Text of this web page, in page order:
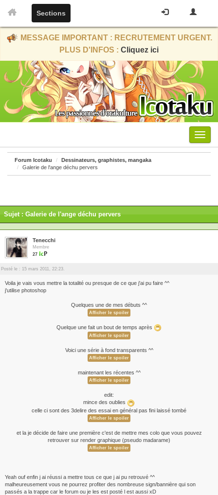
Sections
MESSAGE IMPORTANT : RECRUTEMENT URGENT.
PLUS D'INFOS : Cliquez ici
Menu
Forum Icotaku
Dessinateurs, graphistes, mangaka
Galerie de l'ange déchu pervers
Sujet : Galerie de l'ange déchu pervers
Tenecchi
Membre
27
Posté le : 15 mars 2011, 22:23.
Voila je vais vous mettre la totalité ou presque de ce que j'ai pu faire ^^
j'utilise photoshop
Quelques une de mes débuts ^^
Quelque une fait un bout de temps après
Voici une série à fond transparents ^^
maintenant les récentes ^^
edit:
mince des oublies
celle ci sont des 3delire des essai en général pas fini laissé tombé
et la je décide de faire une première c'est de mettre mes colo que vous pouvez
retrouver sur render graphique (pseudo madarame)
Yeah ouf enfin j ai réussi a mettre tous ce que j ai pu retrouvé ^^
malheureusement vous ne pourrez profiter des nombreuse sign/bannière qui son
passés a la trappe car le forum ou je les est posté l est aussi xD